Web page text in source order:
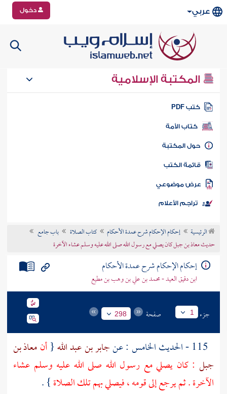
عربي دخول
المكتبة الإسلامية
كتب PDF
كتاب الأمة
المكتبة
الكتب
موضوعي
تراجم الأعلام
الرئيسية إحكام الإحكام شرح عمدة الأحكام كتاب الصلاة
باب جامع
حديث معاذ بن جبل كان يصلي مع رسول الله صلى الله عليه وسلم عشاء الآخرة
إحكام الإحكام شرح عمدة الأحكام
ابن دقيق العيد - محمد بن علي بن وهب بن مطيع
جزء 1 صفحة 298
جابر بن عبد الله{أنمعاذ بن
جبل : كان يصلي مع رسول الله صلى الله عليه وسلم عشاء
الآخرة . ثم يرجع إلى قومه ، فيصلي بهم تلك الصلاة} .